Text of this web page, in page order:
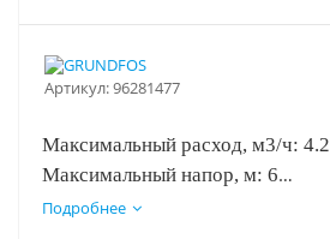
Артикул:96281477
Максимальный расход, м3/ч: 4.2
Максимальный напор, м: 6
Монтажная длина, мм: 180
Подробнее